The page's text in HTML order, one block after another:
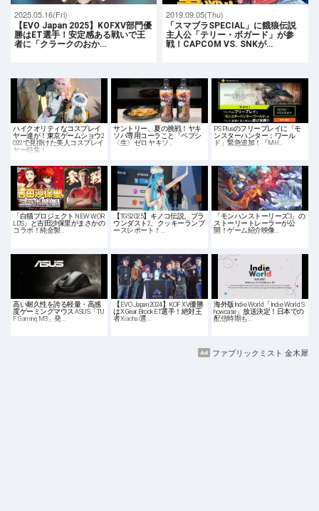
2025.05.16(Fri)
【EVO Japan 2025】KOFXV部門優
勝はET選手！安定感ある戦いで王
者に「クラークのおか…
2019.09.05(Thu)
「スマブラSPECIAL」に餓狼伝説
主人公「テリー・ボガード」が参
戦！CAPCOM VS. SNKが…
ハイクオリティなコスプレイ
ヤー達が！東京ゲームショウ2
022で見掛けた美人コスプレイ
ヤー特集！
サントリー、夏の挑戦！ヤキ
ソバ専用コーラこと「ペプシ
〈生〉ゼロ ヤキソ…
PS Plusのフリープレイに「モ
ンスターハンター：ワール
ド」緊急追加！「MH…
「白猫プロジェクト NEW WOR
LD'S」と吉田沙保里がまさかの
コラボ！純金製…
【TGS2025】キノコ伝説、ブラ
ウンダスト2、クッキーランブ
ースレポート！…
「モンハンストーリーズ3」の
ストーリートレーラーが公
開！ゲーム紹介映像…
高い耐久性を誇る軽量・高感
度ゲーミングマウス ASUS「TU
F Gaming M3」発…
【EVO Japan 2024】KOF XV優勝
はX Gear Brook ET選手！絶対王
者Xiaohai選…
海外版Indie World「Indie World S
howcase」放送決定！日本での
配信時期も…
ファブリックミスト 金木犀